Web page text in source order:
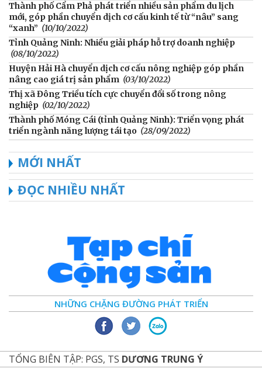
Thành phố Cẩm Phả phát triển nhiều sản phẩm du lịch
mới, góp phần chuyển dịch cơ cấu kinh tế từ “nâu” sang
“xanh” (10/10/2022)
Tỉnh Quảng Ninh: Nhiều giải pháp hỗ trợ doanh nghiệp
(08/10/2022)
Huyện Hải Hà chuyển dịch cơ cấu nông nghiệp góp phần
nâng cao giá trị sản phẩm (03/10/2022)
Thị xã Đông Triều tích cực chuyển đổi số trong nông
nghiệp (02/10/2022)
Thành phố Móng Cái (tỉnh Quảng Ninh): Triển vọng phát
triển ngành năng lượng tái tạo (28/09/2022)
MỚI NHẤT
ĐỌC NHIỀU NHẤT
NHỮNG CHẶNG ĐƯỜNG PHÁT TRIỂN
TỔNG BIÊN TẬP: PGS, TS DƯƠNG TRUNG Ý